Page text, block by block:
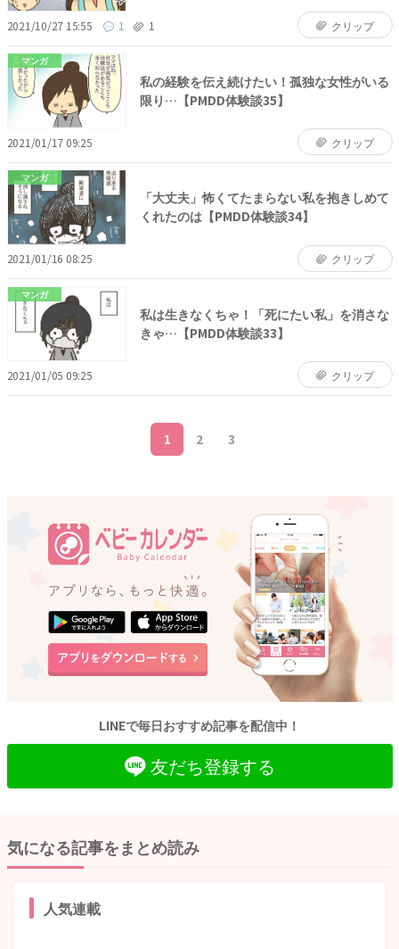
2021/10/27 15:55 1 1 クリップ
マンガ
私の経験を伝え続けたい！孤独な女性がいる
限り…【PMDD体験談35】
2021/01/17 09:25 クリップ
マンガ
「大丈夫」怖くてたまらない私を抱きしめて
くれたのは【PMDD体験談34】
2021/01/16 08:25 クリップ
マンガ
私は生きなくちゃ！「死にたい私」を消さな
きゃ…【PMDD体験談33】
2021/01/05 09:25 クリップ
1 2 3
LINEで毎日おすすめ記事を配信中！
友だち登録する
気になる記事をまとめ読み
人気連載